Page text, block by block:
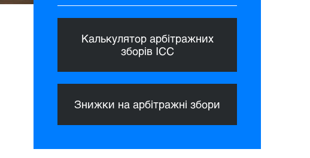
Калькулятор арбітражних
зборів ICC
Знижки на арбітражні збори